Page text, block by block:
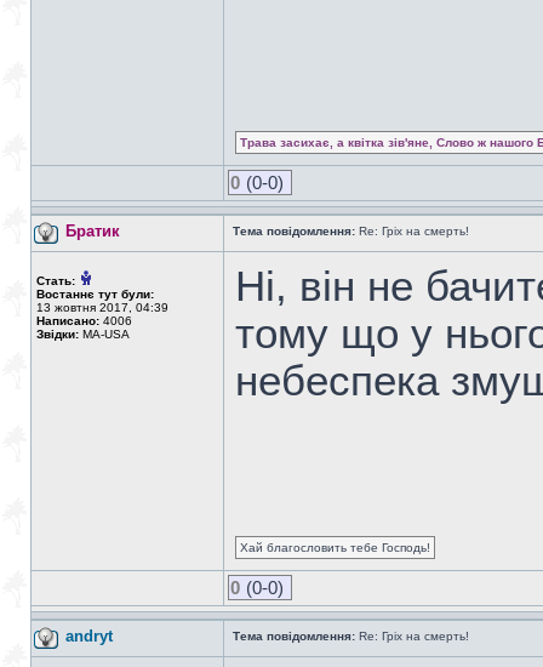
Трава засихає, а квітка зів'яне, Слово ж нашого
0 (0-0)
Братик Тема повідомлення: Re: Гріх на смерть!
Стать:
Востаннє тут були:
13 жовтня 2017, 04:39
Написано: 4006
Звідки: MA-USA
Ні, він не
тому що у
небеспека
Хай благословить тебе Господь!
0 (0-0)
andryt Тема повідомлення: Re: Гріх на смерть!